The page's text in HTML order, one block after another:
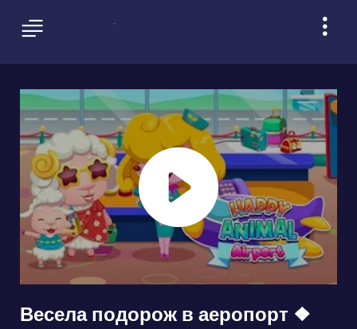
Весела подорож в аеропорт ❖